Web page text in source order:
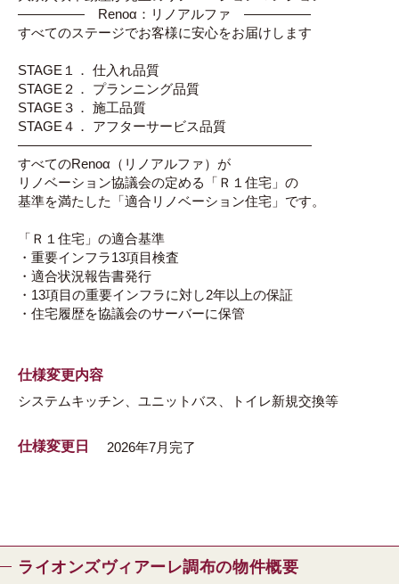
――――― Renoα：リノアルファ ―――――
すべてのステージでお客様に安心をお届けします
STAGE１． 仕入れ品質
STAGE２． プランニング品質
STAGE３． 施工品質
STAGE４． アフターサービス品質
――――――――――――――――――――――
すべてのRenoα（リノアルファ）が
リノベーション協議会の定める「Ｒ１住宅」の
基準を満たした「適合リノベーション住宅」です。
「Ｒ１住宅」の適合基準
・重要インフラ13項目検査
・適合状況報告書発行
・13項目の重要インフラに対し2年以上の保証
・住宅履歴を協議会のサーバーに保管
仕様変更内容
システムキッチン、ユニットバス、トイレ新規交換等
仕様変更日 2026年7月完了
ライオンズヴィアーレ調布の物件概要